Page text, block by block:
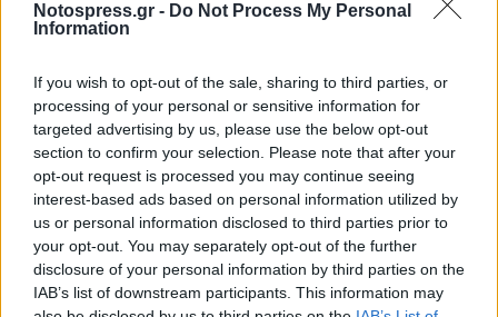
Notospress.gr - Do Not Process My Personal
Information
If you wish to opt-out of the sale, sharing to third parties, or
processing of your personal or sensitive information for
targeted advertising by us, please use the below opt-out
section to confirm your selection. Please note that after your
opt-out request is processed you may continue seeing
interest-based ads based on personal information utilized by
us or personal information disclosed to third parties prior to
your opt-out. You may separately opt-out of the further
disclosure of your personal information by third parties on the
IAB’s list of downstream participants. This information may
Θέατρο Αρχαίας Ήλιδας: «Κάθε Πέμπτη κύριε